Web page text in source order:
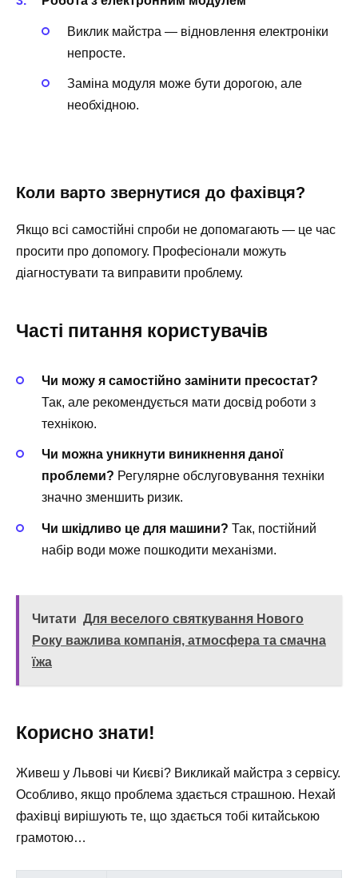
Виклик майстра — відновлення електроніки
непросте.
Заміна модуля може бути дорогою, але
необхідною.
Коли варто звернутися до фахівця?
Якщо всі самостійні спроби не допомагають — це час
просити про допомогу. Професіонали можуть
діагностувати та виправити проблему.
Часті питання користувачів
Чи можу я самостійно замінити пресостат?
Так, але рекомендується мати досвід роботи з
технікою.
Чи можна уникнути виникнення даної
проблеми? Регулярне обслуговування техніки
значно зменшить ризик.
Чи шкідливо це для машини? Так, постійний
набір води може пошкодити механізми.
Читати Для веселого святкування Нового
Року важлива компанія, атмосфера та смачна
їжа
Корисно знати!
Живеш у Львові чи Києві? Викликай майстра з сервісу.
Особливо, якщо проблема здається страшною. Нехай
фахівці вирішують те, що здається тобі китайською
грамотою…